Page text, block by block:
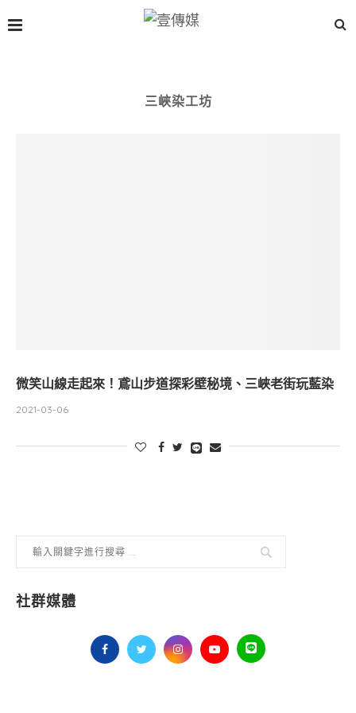
三峽染工坊
微笑山線走起來！鳶山步道探彩壁秘境、三峽老街玩藍染
2021-03-06
社群媒體